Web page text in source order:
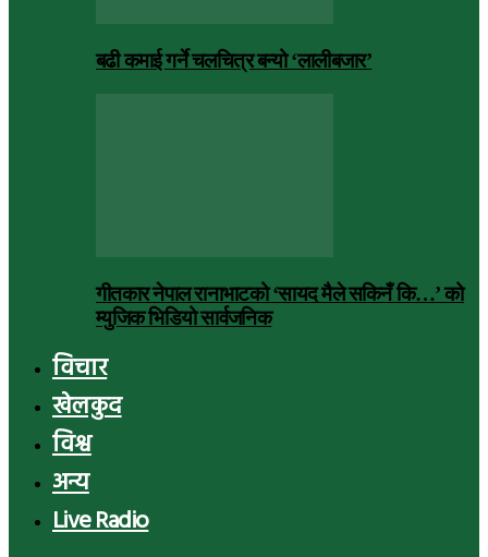
बढी कमाई गर्ने चलचित्र बन्यो ‘लालीबजार’
गीतकार नेपाल रानाभाटको ‘सायद मैले सकिनँ कि…’ को
म्युजिक भिडियो सार्वजनिक
विचार
खेलकुद
विश्व
अन्य
Live Radio